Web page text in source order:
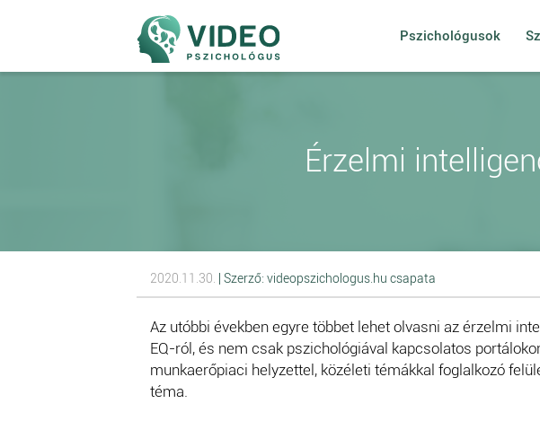
Pszichológusok
Érzelmi
2020.11.30. | Szerző: videopszichologus.hu csapata
Az utóbbi években egyre többet lehet olvasni az érzelmi
EQ-ról, és nem csak pszichológiával kapcsolatos
munkaerőpiaci helyzettel, közéleti témákkal foglalkozó
téma.